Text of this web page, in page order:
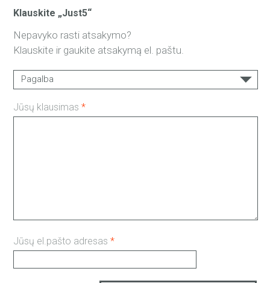
skaičiuoklė.
Klauskite „Just5“
Nepavyko rasti atsakymo?
Klauskite ir gaukite atsakymą el. paštu.
Pagalba
Pristatymas
Jūsų klausimas*
Jūsų el.pašto adresas*